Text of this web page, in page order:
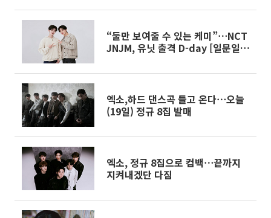
“둘만 보여줄 수 있는 케미”⋯NCT
JNJM, 유닛 출격 D-day [일문일
엑소,하드 댄스곡 들고 온다⋯오늘
(19일) 정규 8집 발매
엑소, 정규 8집으로 컴백⋯끝까지
지켜내겠단 다짐